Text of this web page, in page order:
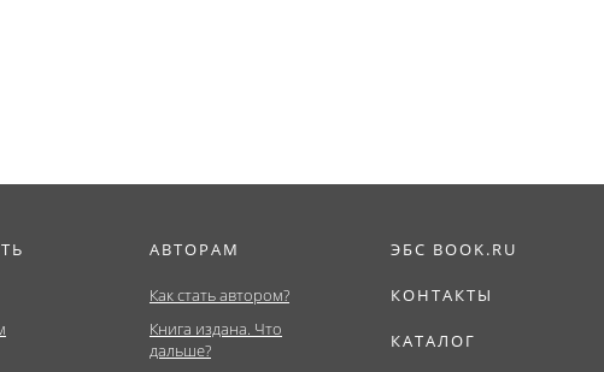
АВТОРАМ
Как стать автором?
Книга издана. Что
дальше?
ЭБС BOOK.RU
КОНТАКТЫ
КАТАЛОГ